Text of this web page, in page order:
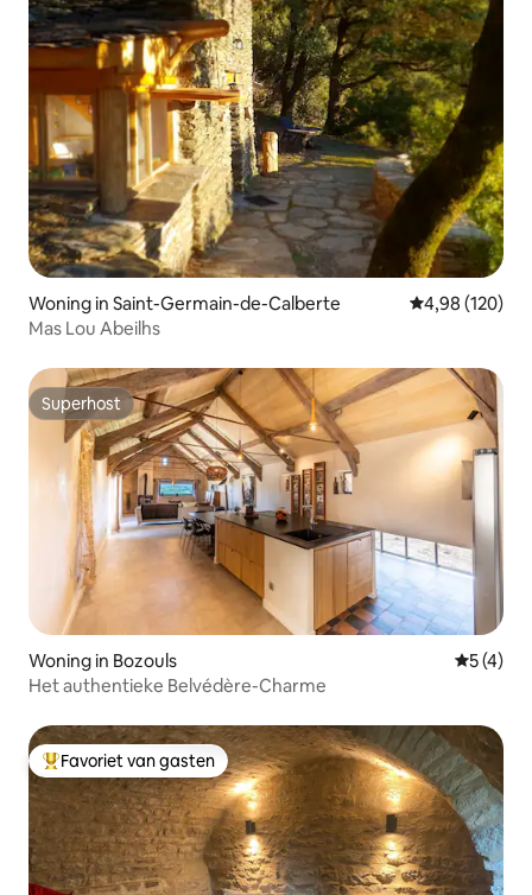
Woning in Saint-Germain-de-Calberte Gemiddelde
4,98 (120)
Mas Lou Abeilhs
Superhost
Superhost
Woning in Bozouls
5 (4)
Het authentieke Belvédère-Charme
Topfavoriet van gasten
Favoriet van gasten